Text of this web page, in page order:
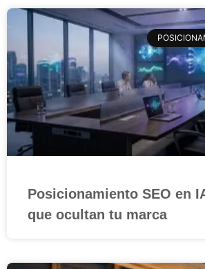
Posicionamiento SEO en
que ocultan tu marca